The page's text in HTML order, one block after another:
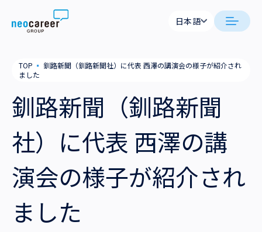
Skip to content
neocareer について
私たちの考え方
就労支援
業務支援
会社概要
役員一覧
拠点一覧
採用情報
日本語
TOP ▪ 釧路新聞（釧路新聞社）に代表 西澤の講演会の様子が紹介され
ました
釧路新聞（釧路新聞
社）に代表 西澤の講
演会の様子が紹介され
ました